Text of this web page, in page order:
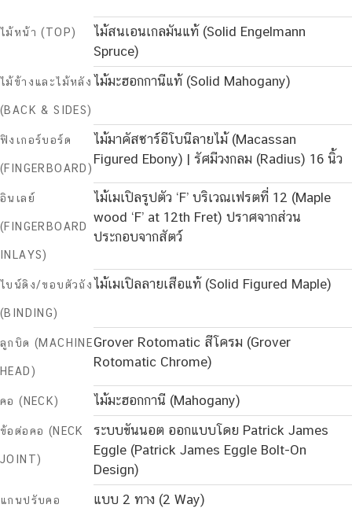
ไม้หน้า (TOP)
ไม้สนเอนเกลมันแท้ (Solid Engelmann
Spruce)
ไม้ข้างและไม้หลัง
(BACK & SIDES)
ไม้มะฮอกกานีแท้ (Solid Mahogany)
ฟิงเกอร์บอร์ด
(FINGERBOARD)
ไม้มาคัสซาร์อีโบนีลายไม้ (Macassan
Figured Ebony) | รัศมีวงกลม (Radius) 16 นิ้ว
อินเลย์
(FINGERBOARD
INLAYS)
ไม้เมเปิลรูปตัว ‘F’ บริเวณเฟรตที่ 12 (Maple
wood ‘F’ at 12th Fret) ปราศจากส่วน
ประกอบจากสัตว์
ไบน์ดิง/ขอบตัวถัง
(BINDING)
ไม้เมเปิลลายเสือแท้ (Solid Figured Maple)
ลูกบิด (MACHINE
HEAD)
Grover Rotomatic สีโครม (Grover
Rotomatic Chrome)
คอ (NECK) ไม้มะฮอกกานี (Mahogany)
ข้อต่อคอ (NECK
JOINT)
ระบบขันนอต ออกแบบโดย Patrick James
Eggle (Patrick James Eggle Bolt-On
Design)
แกนปรับคอ แบบ 2 ทาง (2 Way)